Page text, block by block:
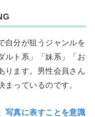
自分が狙うジャンルを
ルト系」「妹系」「お
ります。男性会員さん
まっているのです。
写真に表すことを意識